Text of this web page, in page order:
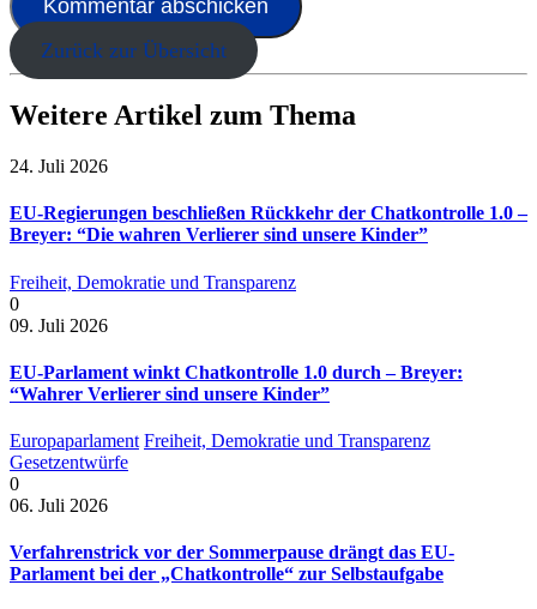
Zurück zur Übersicht
Weitere Artikel zum Thema
24. Juli 2026
EU-Regierungen beschließen Rückkehr der Chatkontrolle 1.0 –
Breyer: “Die wahren Verlierer sind unsere Kinder”
Freiheit, Demokratie und Transparenz
0
09. Juli 2026
EU-Parlament winkt Chatkontrolle 1.0 durch – Breyer:
“Wahrer Verlierer sind unsere Kinder”
Europaparlament Freiheit, Demokratie und Transparenz
Gesetzentwürfe
0
06. Juli 2026
Verfahrenstrick vor der Sommerpause drängt das EU-
Parlament bei der „Chatkontrolle“ zur Selbstaufgabe